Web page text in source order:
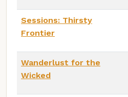
Sessions: Thirsty
Frontier
Wanderlust for the
Wicked